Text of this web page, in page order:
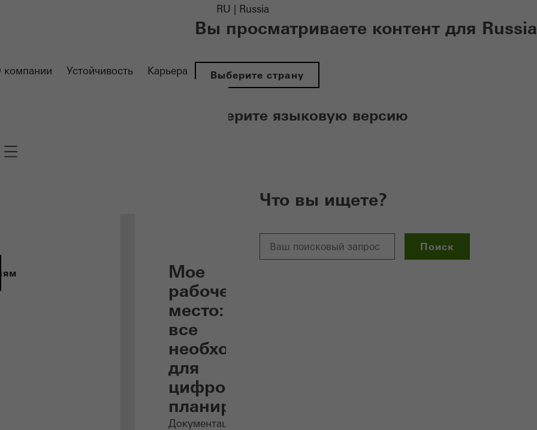
компании Устойчивость​ Карьера
RU | Russia
Вы просматриваете контент для Russia
Выберите страну
Выберите языковую версию
Navigation öffnen
Мое
рабочее
место:
все
необходимое
для
цифрового
планирования
Документация
Что вы ищете?
Поиск